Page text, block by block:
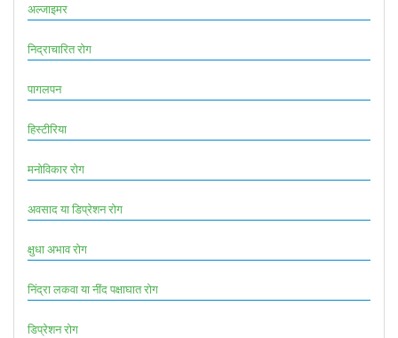
अल्जाइमर
निद्राचारित रोग
पागलपन
हिस्टीरिया
मनोविकार रोग
अवसाद या डिप्रेशन रोग
क्षुधा अभाव रोग
निंद्रा लकवा या नींद पक्षाघात रोग
डिप्रेशन रोग